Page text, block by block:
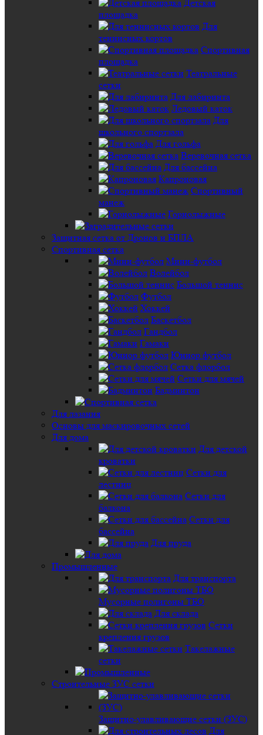
Детская
площадка
Для
теннисных кортов
Спортивная
площадка
Театральные
сетки
Для лабиринта
Ледовый каток
Для
школьного спортзала
Для гольфа
Веревочная сетка
Для бассейна
Капроновая
Спортивный
манеж
Горнолыжные
Защитная сетка от Дронов и БПЛА
Спортивная сетка
Мини-футбол
Волейбол
Большой теннис
Футбол
Хоккей
Баскетбол
Гандбол
Гамаки
Юниор футбол
Сетка флорбол
Сетки для мячей
Бадминтон
Для лазания
Основы для маскировочных сетей
Для дома
Для детской
кроватки
Сетки для
лестниц
Сетки для
балкона
Сетки для
бассейна
Для пруда
Промышленные
Для транспорта
Мусорные полигоны ТБО
Для склада
Сетки
крепления грузов
Такелажные
сетки
Строительные ЗУС сетки
Защитно-улавливающие сетки (ЗУС)
Для